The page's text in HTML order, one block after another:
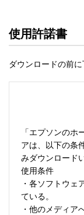
使用許諾書
ダウンロードの前
「エプソンのホ
アは、以下の条
みダウンロード
使用条件
・各ソフトウェ
ている。
・他のメディア